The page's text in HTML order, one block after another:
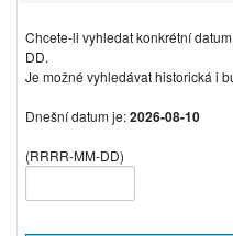
Chcete-li vyhledat konkrétní
DD.
Je možné vyhledávat historická i
Dnešní datum je:2026-08-10
(RRRR-MM-DD)